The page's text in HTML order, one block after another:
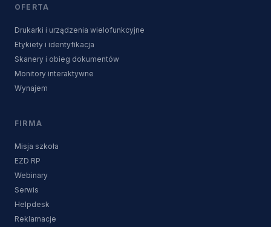
OFERTA
Drukarki i urządzenia wielofunkcyjne
Etykiety i identyfikacja
Skanery i obieg dokumentów
Monitory interaktywne
Wynajem
FIRMA
Misja szkoła
EZD RP
Webinary
Serwis
Helpdesk
Reklamacje